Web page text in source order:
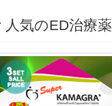
人気のED治療薬